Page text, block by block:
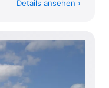
Details ansehen